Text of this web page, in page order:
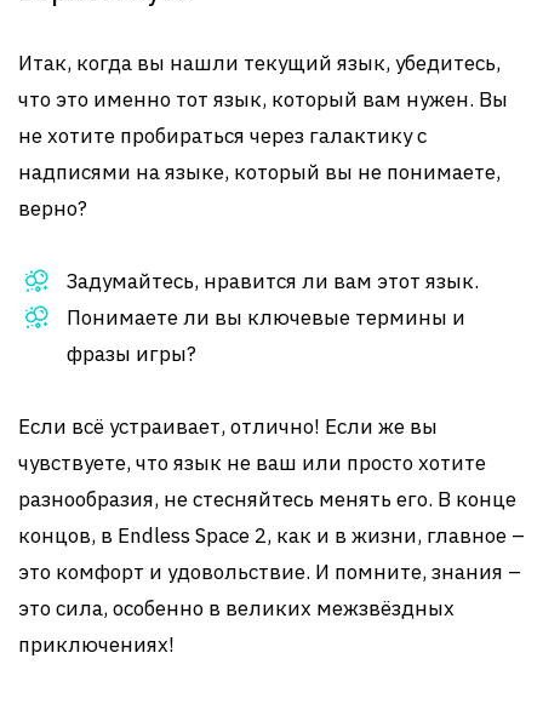
Итак, когда вы нашли текущий язык, убедитесь,
что это именно тот язык, который вам нужен. Вы
не хотите пробираться через галактику с
надписями на языке, который вы не понимаете,
верно?
Задумайтесь, нравится ли вам этот язык.
Понимаете ли вы ключевые термины и
фразы игры?
Если всё устраивает, отлично! Если же вы
чувствуете, что язык не ваш или просто хотите
разнообразия, не стесняйтесь менять его. В конце
концов, в Endless Space 2, как и в жизни, главное –
это комфорт и удовольствие. И помните, знания –
это сила, особенно в великих межзвёздных
приключениях!